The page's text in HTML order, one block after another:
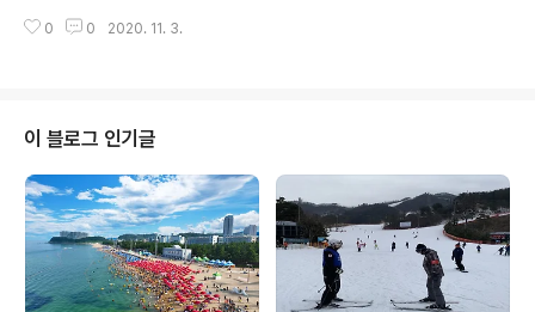
자장율사가 창건한 사찰입니다. 드라마에 많이 나오던 진
바위로 가지 않아도, 입장하려면 입장료를 내야 합니다.성
다. 통일대법당 108법당이 가장 먼저 보입니다. 내원법당
설명도 잘 되어 있습니다. 통일염원 108법당 기와 불사가
있어 소원성취를 위해 기와 불사를 했습니다. 신흥사, 울산
바위, 흔들바위 어디로 갈 것인가?? 다음 주 단풍이 가장 이
쁠 거 같습니다. 신흥사 내부 울산바위 설명 신흥사를 지나
흔들바위까지 5..
0 0 2020. 11. 3.
이 블로그 인기글